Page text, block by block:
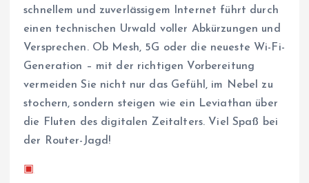
schnellem und zuverlässigem Internet führt durch
einen technischen Urwald voller Abkürzungen und
Versprechen. Ob Mesh, 5G oder die neueste Wi-Fi-
Generation – mit der richtigen Vorbereitung
vermeiden Sie nicht nur das Gefühl, im Nebel zu
stochern, sondern steigen wie ein Leviathan über
die Fluten des digitalen Zeitalters. Viel Spaß bei
der Router-Jagd!
▣